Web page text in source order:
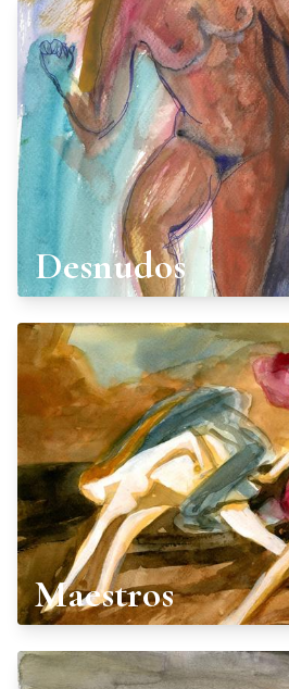
Desnudos
Maestros